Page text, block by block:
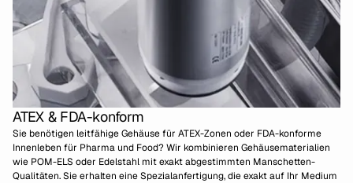
ATEX & FDA-konform
Sie benötigen leitfähige Gehäuse für ATEX-Zonen oder FDA-konforme
Innenleben für Pharma und Food? Wir kombinieren Gehäusematerialien
wie POM-ELS oder Edelstahl mit exakt abgestimmten Manschetten-
Qualitäten. Sie erhalten eine Spezialanfertigung, die exakt auf Ihr Medium